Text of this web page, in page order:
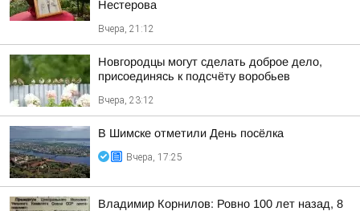
Нестерова
Вчера, 21:12
Новгородцы могут сделать доброе дело,
присоединясь к подсчёту воробьев
Вчера, 23:12
В Шимске отметили День посёлка
Вчера, 17:25
Владимир Корнилов: Ровно 100 лет назад, 8